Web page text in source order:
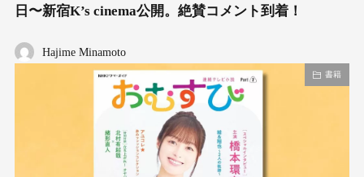
日〜新宿K’s cinema公開。絶賛コメント到着！
Hajime Minamoto
書籍